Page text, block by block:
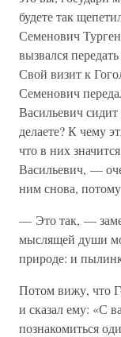
будете так
Семенович
вызвался
Свой визит к
Семенович
Васильевич
делаете? К чему
что в них
Васильевич, —
ним снова,
— Это так, —
мыслящей души
природе: и
Потом вижу, что
и сказал ему: «С
познакомиться